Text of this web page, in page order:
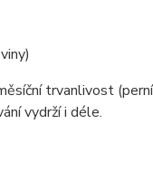
trvanlivost
vydrží i déle.